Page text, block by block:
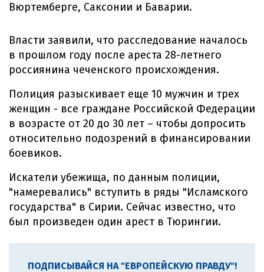
Вюртемберге, Саксонии и Баварии.
Власти заявили, что расследование началось
в прошлом году после ареста 28-летнего
россиянина чеченского происхождения.
Полиция разыскивает еще 10 мужчин и трех
женщин - все граждане Российской Федерации
в возрасте от 20 до 30 лет – чтобы допросить
относительно подозрений в финансировании
боевиков.
Искатели убежища, по данным полиции,
"намеревались" вступить в ряды "Исламского
государства" в Сирии. Сейчас известно, что
был произведен один арест в Тюрингии.
ПОДПИСЫВАЙСЯ НА "ЕВРОПЕЙСКУЮ ПРАВДУ"!